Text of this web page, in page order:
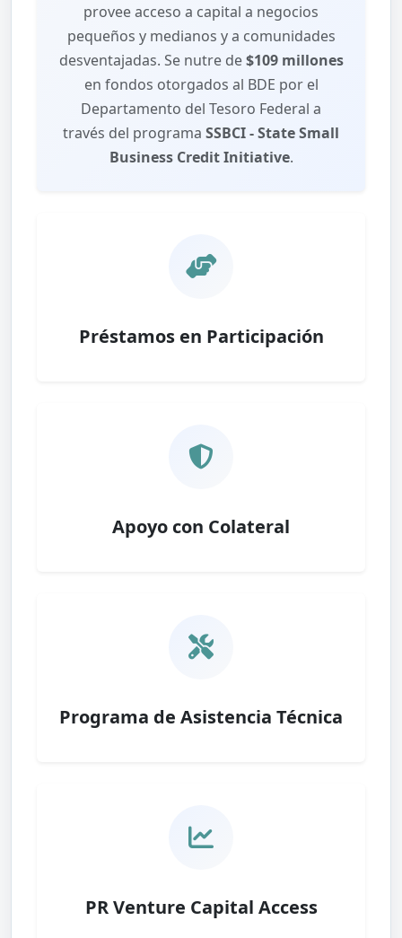
provee acceso a capital a negocios
pequeños y medianos y a comunidades
desventajadas. Se nutre de$109 millones
en fondos otorgados al BDE por el
Departamento del Tesoro Federal a
través del programa SSBCI - State Small
Business Credit Initiative.
Préstamos en Participación
Apoyo con Colateral
Programa de Asistencia Técnica
PR Venture Capital Access